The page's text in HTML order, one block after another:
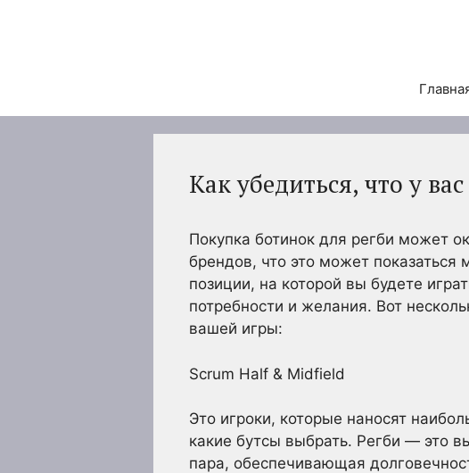
Как убедиться, что у
Покупка ботинок для регби может
брендов, что это может
позиции, на которой вы будете
потребности и желания. Вот
вашей игры:
Scrum Half & Midfield
Это игроки, которые наносят
какие бутсы выбрать. Регби — это
пара, обеспечивающая